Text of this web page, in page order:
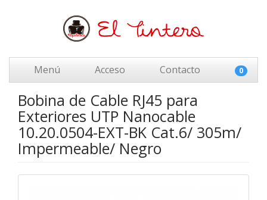
Menú Acceso Contacto 0
Bobina de Cable RJ45 para
Exteriores UTP Nanocable
10.20.0504-EXT-BK Cat.6/ 305m/
Impermeable/ Negro